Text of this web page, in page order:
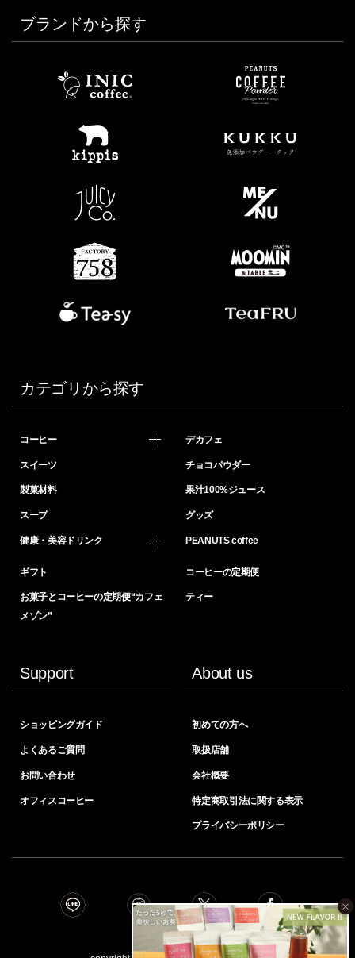
×
ブランドから探す
カテゴリから探す
コーヒー デカフェ
スイーツ チョコパウダー
製菓材料 果汁100%ジュース
スープ グッズ
健康・美容ドリンク PEANUTS coffee
ギフト コーヒーの定期便
お菓子とコーヒーの定期便“カフェ
メゾン”
ティー
Support
ショッピングガイド
よくあるご質問
お問い合わせ
オフィスコーヒー
About us
初めての方へ
取扱店舗
会社概要
特定商取引法に関する表示
プライバシーポリシー